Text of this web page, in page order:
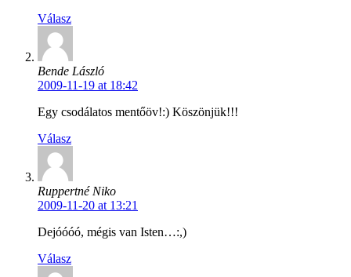
Válasz
Bende László
2009-11-19 at 18:42
Egy csodálatos mentőöv!:) Köszönjük!!!
Válasz
Ruppertné Niko
2009-11-20 at 13:21
Dejóóóó, mégis van Isten…:,)
Válasz